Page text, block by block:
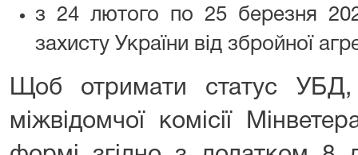
з 24 лютого по 25 березня
захисту України від збройної
Щоб отримати статус УБД,
міжвідомчої комісії